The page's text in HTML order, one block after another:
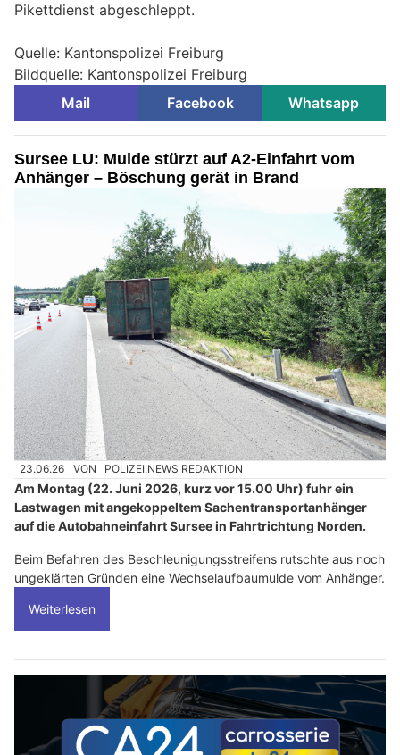
Pikettdienst abgeschleppt.
Quelle: Kantonspolizei Freiburg
Bildquelle: Kantonspolizei Freiburg
Mail
Facebook Whatsapp
Sursee LU: Mulde stürzt auf A2-Einfahrt vom
Anhänger – Böschung gerät in Brand
23.06.26 VON POLIZEI.NEWS REDAKTION
Am Montag (22. Juni 2026, kurz vor 15.00 Uhr) fuhr ein
Lastwagen mit angekoppeltem Sachentransportanhänger
auf die Autobahneinfahrt Sursee in Fahrtrichtung Norden.
Beim Befahren des Beschleunigungsstreifens rutschte aus noch
ungeklärten Gründen eine Wechselaufbaumulde vom Anhänger.
Weiterlesen